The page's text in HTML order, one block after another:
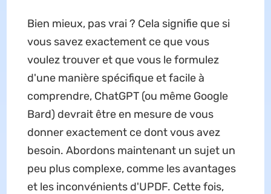
Bien mieux, pas vrai ? Cela signifie que si
vous savez exactement ce que vous
voulez trouver et que vous le formulez
d'une manière spécifique et facile à
comprendre, ChatGPT (ou même Google
Bard) devrait être en mesure de vous
donner exactement ce dont vous avez
besoin. Abordons maintenant un sujet un
peu plus complexe, comme les avantages
et les inconvénients d'UPDF. Cette fois,